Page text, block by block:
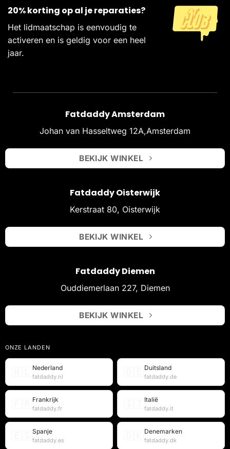
20% korting op al je reparaties?
Het lidmaatschap is eenvoudig te
activeren en is geldig voor een heel
jaar.
Fatdaddy Amsterdam
Johan van Hasseltweg 12A,Amsterdam
BEKIJK WINKEL
Fatdaddy Oisterwijk
Kerstraat 80, Oisterwijk
BEKIJK WINKEL
Fatdaddy Diemen
Ouddiemerlaan 227, Diemen
BEKIJK WINKEL
ONZE LANDEN
Nederland
fatdaddy.nl
Duitsland
fatdaddy.de
Frankrijk
fatdaddy.fr
Italië
fatdaddy.it
Spanje
fatdaddy.es
Denemarken
fatdaddy.dk